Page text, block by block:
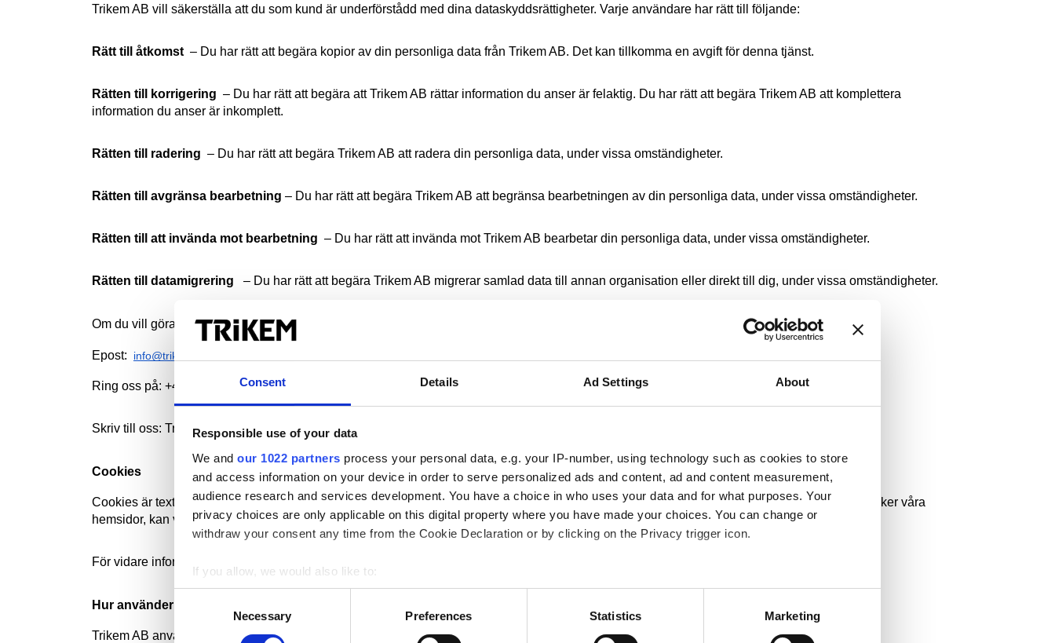
Consent Details Ad Settings About
Responsible use of your data
We and our 1022 partners process your personal data, e.g. your IP-number, using technology such as cookies to store
and access information on your device in order to serve personalized ads and content, ad and content measurement,
audience research and services development. You have a choice in who uses your data and for what purposes. Your
privacy choices are only applicable on this digital property where you have made your choices. You can change or
withdraw your consent any time from the Cookie Declaration or by clicking on the Privacy trigger icon.
If you allow, we would also like to:
Collect information about your geographical location which can be accurate to within several meters
Identify your device by actively scanning it for specific characteristics (fingerprinting)
Find out more about how your personal data is processed and set your preferences in the
Necessary Preferences Statistics Marketing
Trikem AB vill säkerställa att du som kund är underförstådd med dina dataskyddsrättigheter. Varje användare har rätt till följande:
Rätt till åtkomst – Du har rätt att begära kopior av din personliga data från Trikem AB. Det kan tillkomma en avgift för denna tjänst.
Rätten till korrigering – Du har rätt att begära att Trikem AB rättar information du anser är felaktig. Du har rätt att begära Trikem AB att komplettera
information du anser är inkomplett.
Rätten till radering – Du har rätt att begära Trikem AB att radera din personliga data, under vissa omständigheter.
Rätten till avgränsa bearbetning – Du har rätt att begära Trikem AB att begränsa bearbetningen av din personliga data, under vissa omständigheter.
Rätten till att invända mot bearbetning – Du har rätt att invända mot Trikem AB bearbetar din personliga data, under vissa omständigheter.
Rätten till datamigrering – Du har rätt att begära Trikem AB migrerar samlad data till annan organisation eller direkt till dig, under vissa omständigheter.
Om du vill göra en begäran har vi en månad på oss att svara. Skulle du vilja utöva några av dessa rättigheter, vänligen kontakta oss
Epost: info@trikem.se
Ring oss på: +46(0)40 94 40 10
Skriv till oss: Trikem AB Ridspögatan 11  213 77 MALMÖ
Cookies
Cookies är textfiler placerade på din dator för att samla standard internet log information och besöksbetende relaterad information. När du besöker våra
hemsidor, kan vi komma att samla information från dig automatiskt genom cookies eller liknande teknologi.
För vidare information, besök allaboutcookies.org.
Hur använder vi cookies?
Trikem AB använder cookies på en rad olika sätt för att förbättra din vistelse på våra hemsidor, inklusive: